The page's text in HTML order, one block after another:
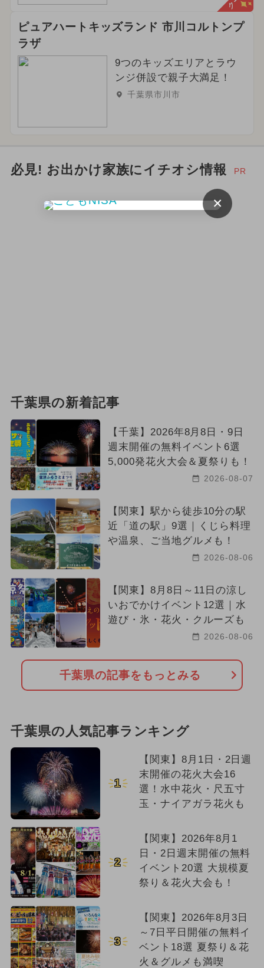
2025年6月のイベント
2024年6月のイベント
ピュアハートキッズランド 市川コルトンプ
ラザ
9つのキッズエリアとラウ
ンジ併設で親子大満足！
千葉県市川市
必見! お出かけ家族にイチオシ情報 PR
千葉県の新着記事
【千葉】2026年8月8日・9日
週末開催の無料イベント6選
5,000発花火大会＆夏祭りも！
2026-08-07
【関東】駅から徒歩10分の駅
近「道の駅」9選｜くじら料理
や温泉、ご当地グルメも！
2026-08-06
【関東】8月8日～11日の涼し
いおでかけイベント12選｜水
遊び・氷・花火・クルーズも
2026-08-06
千葉県の記事をもっとみる
千葉県の人気記事ランキング
1
【関東】8月1日・2日週
末開催の花火大会16
選！水中花火・尺五寸
玉・ナイアガラ花火も
2
【関東】2026年8月1
日・2日週末開催の無料
イベント20選 大規模夏
祭り＆花火大会も！
3
【関東】2026年8月3日
～7日平日開催の無料イ
ベント18選 夏祭り＆花
火＆グルメも満喫
×